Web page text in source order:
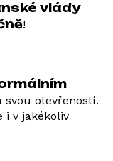
vlády
!
svou otevřeností.
i v jakékoliv